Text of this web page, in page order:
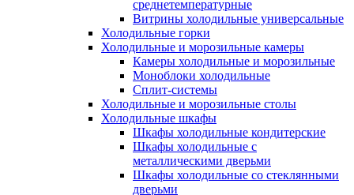
среднетемпературные
Витрины холодильные универсальные
Холодильные горки
Холодильные и морозильные камеры
Камеры холодильные и морозильные
Моноблоки холодильные
Сплит-системы
Холодильные и морозильные столы
Холодильные шкафы
Шкафы холодильные кондитерские
Шкафы холодильные с
металлическими дверьми
Шкафы холодильные со стеклянными
дверьми